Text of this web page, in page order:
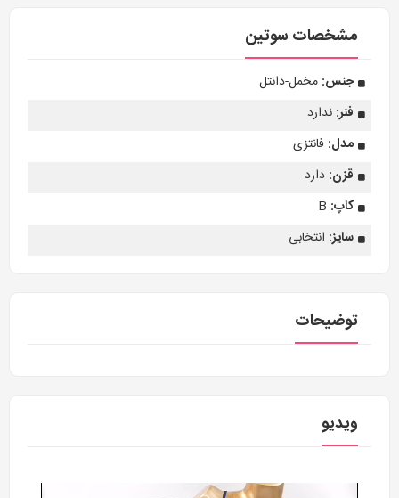
مشخصات سوتین
جنس: مخمل-دانتل
فنر: ندارد
مدل: فانتزی
قزن: دارد
کاپ: B
سایز: انتخابی
توضیحات
ویدیو